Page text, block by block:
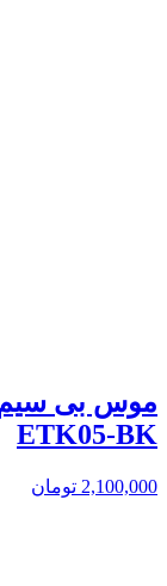
ETK05-BK
2,100,000 تومان